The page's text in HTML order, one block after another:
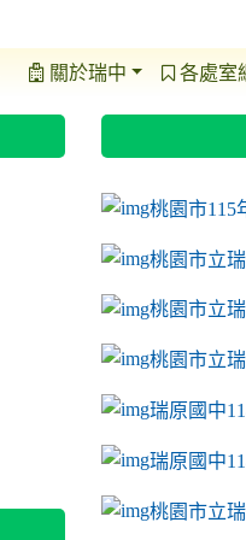
::: 關於瑞中 各處室
link to https://
桃園市115
桃園市立
桃園市立
桃園市立
瑞原國中
瑞原國中
link to https://
桃園市立